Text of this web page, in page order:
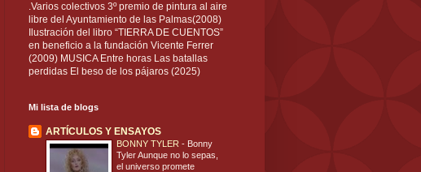
.Varios colectivos 3º premio de pintura al aire
libre del Ayuntamiento de las Palmas(2008)
Ilustración del libro “TIERRA DE CUENTOS”
en beneficio a la fundación Vicente Ferrer
(2009) MUSICA Entre horas Las batallas
perdidas El beso de los pájaros (2025)
Mi lista de blogs
ARTÍCULOS Y ENSAYOS
BONNY TYLER - Bonny
Tyler Aunque no lo sepas,
el universo promete